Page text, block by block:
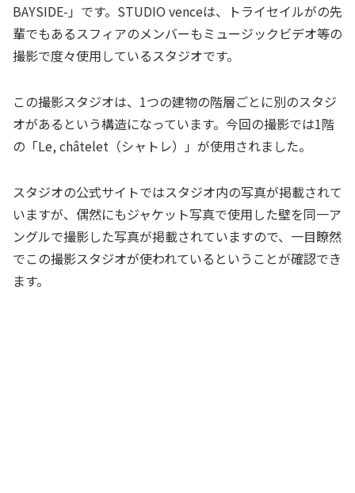
BAYSIDE-」です。STUDIO venceは、トライセイルがの先
輩でもあるスフィアのメンバーもミュージックビデオ等の
撮影で度々使用しているスタジオです。
この撮影スタジオは、1つの建物の階層ごとに別のスタジ
オがあるという構造になっています。今回の撮影では1階
の「Le, châtelet（シャトレ）」が使用されました。
スタジオの公式サイトではスタジオ内の写真が掲載されて
いますが、偶然にもジャケット写真で使用した壁を同一ア
ングルで撮影した写真が掲載されていますので、一目瞭然
でこの撮影スタジオが使われているということが確認でき
ます。